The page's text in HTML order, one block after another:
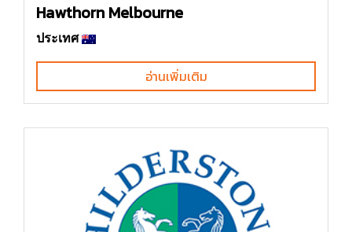
Hawthorn Melbourne
ประเทศ
อ่านเพิ่มเติม